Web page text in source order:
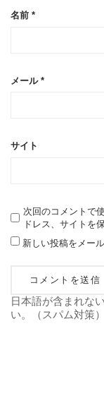
名前 *
メール *
サイト
次回のコメントで
ドレス、サイトを
新しい投稿をメー
日本語が含まれな
い。（スパム対策）